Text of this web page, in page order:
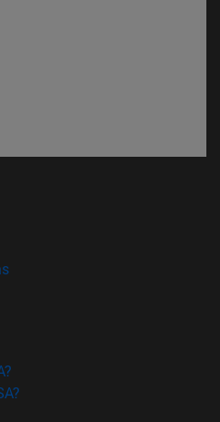
ventana)
(abre en nueva ventana)
(abre en nueva ventana)